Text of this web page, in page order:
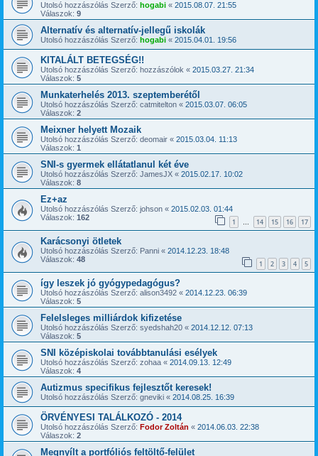
Utolsó hozzászólás Szerző: hogabi « 2015.08.07. 21:55
Válaszok: 9
Alternatív és alternatív-jellegű iskolák
Utolsó hozzászólás Szerző: hogabi « 2015.04.01. 19:56
KITALÁLT BETEGSÉG!!
Utolsó hozzászólás Szerző: hozzászólok « 2015.03.27. 21:34
Válaszok: 5
Munkaterhelés 2013. szeptemberétől
Utolsó hozzászólás Szerző: catmitelton « 2015.03.07. 06:05
Válaszok: 2
Meixner helyett Mozaik
Utolsó hozzászólás Szerző: deomair « 2015.03.04. 11:13
Válaszok: 1
SNI-s gyermek ellátatlanul két éve
Utolsó hozzászólás Szerző: JamesJX « 2015.02.17. 10:02
Válaszok: 8
Ez+az
Utolsó hozzászólás Szerző: johson « 2015.02.03. 01:44
Válaszok: 162 1 … 14 15 16 17
Karácsonyi ötletek
Utolsó hozzászólás Szerző: Panni « 2014.12.23. 18:48
Válaszok: 48 1 2 3 4 5
így leszek jó gyógypedagógus?
Utolsó hozzászólás Szerző: alison3492 « 2014.12.23. 06:39
Válaszok: 5
Felelsleges milliárdok kifizetése
Utolsó hozzászólás Szerző: syedshah20 « 2014.12.12. 07:13
Válaszok: 5
SNI középiskolai továbbtanulási esélyek
Utolsó hozzászólás Szerző: zohaa « 2014.09.13. 12:49
Válaszok: 4
Autizmus specifikus fejlesztőt keresek!
Utolsó hozzászólás Szerző: gneviki « 2014.08.25. 16:39
ÖRVÉNYESI TALÁLKOZÓ - 2014
Utolsó hozzászólás Szerző: Fodor Zoltán « 2014.06.03. 22:38
Válaszok: 2
Megnyílt a portfóliós feltöltő-felület